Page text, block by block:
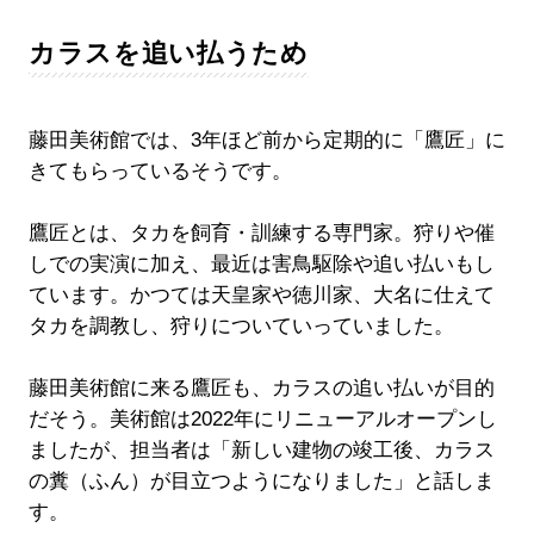
カラスを追い払うため
藤田美術館では、3年ほど前から定期的に「鷹匠」に
きてもらっているそうです。
鷹匠とは、タカを飼育・訓練する専門家。狩りや催
しでの実演に加え、最近は害鳥駆除や追い払いもし
ています。かつては天皇家や徳川家、大名に仕えて
タカを調教し、狩りについていっていました。
藤田美術館に来る鷹匠も、カラスの追い払いが目的
だそう。美術館は2022年にリニューアルオープンし
ましたが、担当者は「新しい建物の竣工後、カラス
の糞（ふん）が目立つようになりました」と話しま
す。